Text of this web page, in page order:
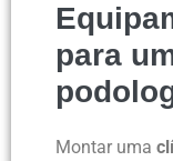
para
Montar uma